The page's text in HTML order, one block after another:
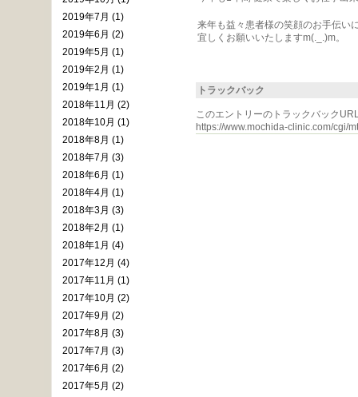
来年も益々患者様の笑顔のお手伝い
宜しくお願いいたしますm(._.)m。
トラックバック
このエントリーのトラックバック
https://www.mochida-clinic.com/cgi/
2019年7月 (1)
2019年6月 (2)
2019年5月 (1)
2019年2月 (1)
2019年1月 (1)
2018年11月 (2)
2018年10月 (1)
2018年8月 (1)
2018年7月 (3)
2018年6月 (1)
2018年4月 (1)
2018年3月 (3)
2018年2月 (1)
2018年1月 (4)
2017年12月 (4)
2017年11月 (1)
2017年10月 (2)
2017年9月 (2)
2017年8月 (3)
2017年7月 (3)
2017年6月 (2)
2017年5月 (2)